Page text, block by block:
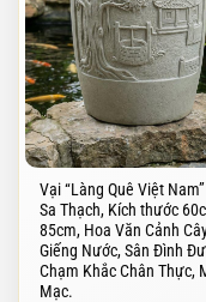
Vại “Làng Quê Việt
Sa Thạch, Kích thước
85cm, Hoa Văn Cảnh
Giếng Nước, Sân Đình
Chạm Khắc Chân Thực,
Mạc.